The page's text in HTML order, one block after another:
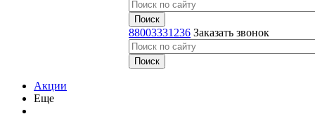
88003331236 Заказать звонок
Акции
Еще